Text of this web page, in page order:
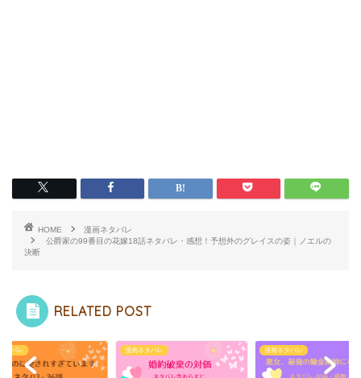
HOME
漫画ネタバレ
公爵家の99番目の花嫁18話ネタバレ・感想！予想外のグレイスの姿｜ノエルの
決断
RELATED POST
タバレ 漫画ネタバレ 漫画ネタバレ